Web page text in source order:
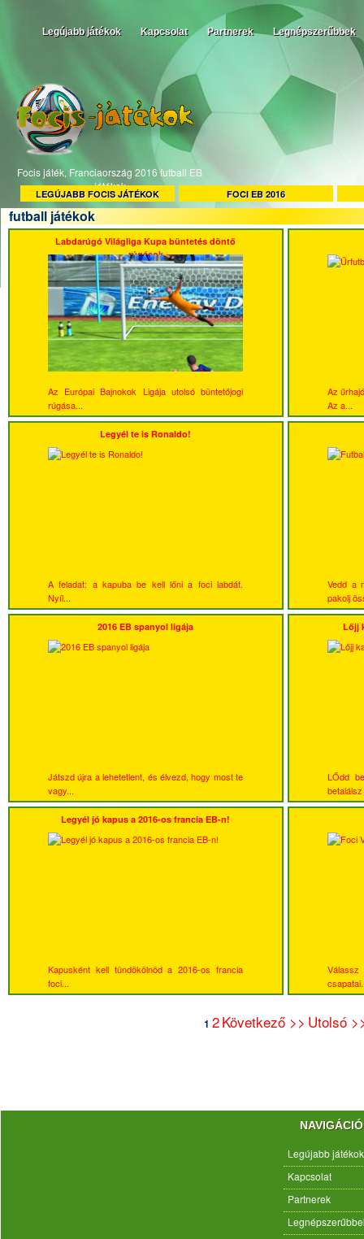
Legújabb játékok Kapcsolat Partnerek Legnépszerűbbek
Focis játék, Franciaország 2016 futball EB
játékok
LEGÚJABB FOCIS JÁTÉKOK FOCI EB 2016
futball játékok
Labdarúgó Világliga Kupa büntetés döntő
rúgások
Az Európai Bajnokok Ligája utolsó büntetőjogi
rúgása...
Az
Az a...
Legyél te is Ronaldo!
A feladat: a kapuba be kell lőni a foci labdát.
Nyíl...
Vedd a
pakolj
2016 EB spanyol ligája
Játszd újra a lehetetlent, és élvezd, hogy most te
vagy...
Lőjj
LŐdd
Legyél jó kapus a 2016-os francia EB-n!
Kapusként kell tündökölnöd a 2016-os francia
foci...
1 2Következő >> Utolsó
Legújabb játékok
Kapcsolat
Partnerek